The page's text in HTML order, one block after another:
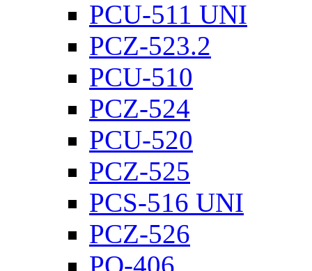
PCU-511 UNI
PCZ-523.2
PCU-510
PCZ-524
PCU-520
PCZ-525
PCS-516 UNI
PCZ-526